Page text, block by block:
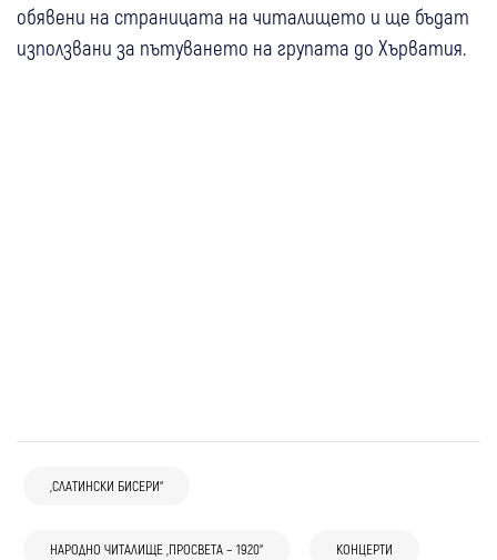
обявени на страницата на читалището и ще бъдат
използвани за пътуването на групата до Хърватия.
„СЛАТИНСКИ БИСЕРИ“
НАРОДНО ЧИТАЛИЩЕ „ПРОСВЕТА – 1920“ КОНЦЕРТИ